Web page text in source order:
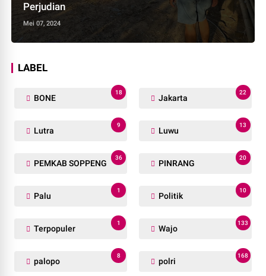
Perjudian
Mei 07, 2024
LABEL
BONE
18
Jakarta
22
Lutra
9
Luwu
13
PEMKAB SOPPENG
36
PINRANG
20
Palu
1
Politik
10
Terpopuler
1
Wajo
133
palopo
8
polri
168